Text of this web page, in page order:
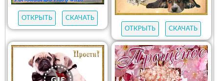
ОТКРЫТЬ
СКАЧАТЬ
ОТКРЫТЬ
СКАЧАТЬ